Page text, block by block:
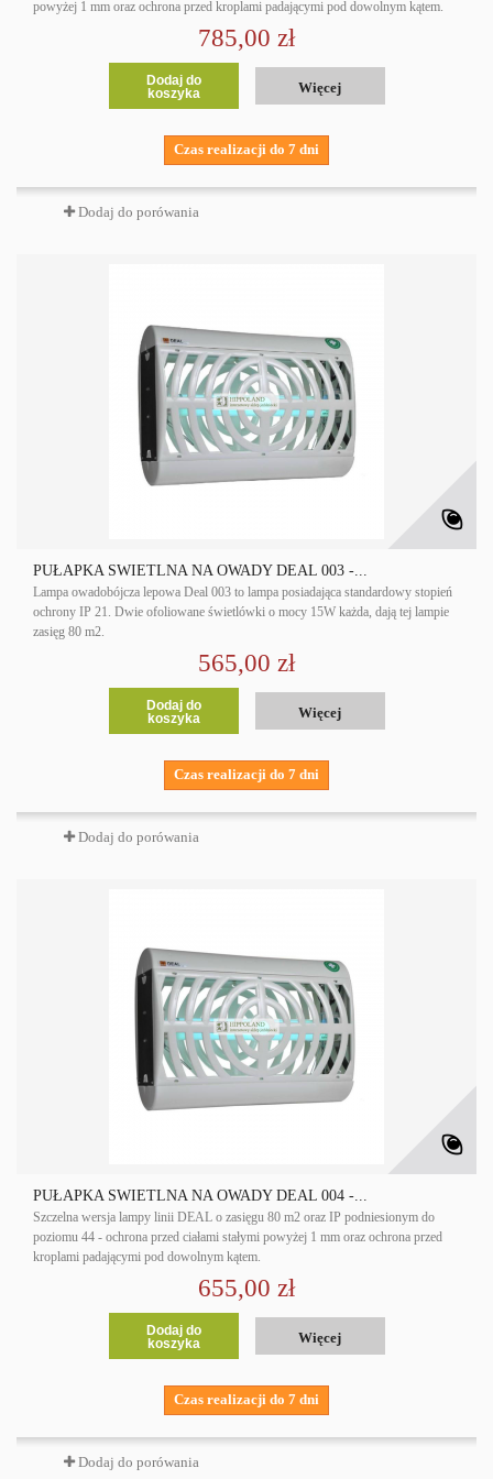
powyżej 1 mm oraz ochrona przed kroplami padającymi pod dowolnym kątem.
785,00 zł
Dodaj do
koszyka
Więcej
Czas realizacji do 7 dni
Dodaj do porówania
PUŁAPKA ŚWIETLNA NA OWADY DEAL 003 -...
Lampa owadobójcza lepowa Deal 003 to lampa posiadająca standardowy stopień
ochrony IP 21. Dwie ofoliowane świetlówki o mocy 15W każda, dają tej lampie
zasięg 80 m2.
565,00 zł
Dodaj do
koszyka
Więcej
Czas realizacji do 7 dni
Dodaj do porówania
PUŁAPKA ŚWIETLNA NA OWADY DEAL 004 -...
Szczelna wersja lampy linii DEAL o zasięgu 80 m2 oraz IP podniesionym do
poziomu 44 - ochrona przed ciałami stałymi powyżej 1 mm oraz ochrona przed
kroplami padającymi pod dowolnym kątem.
655,00 zł
Dodaj do
koszyka
Więcej
Czas realizacji do 7 dni
Dodaj do porówania